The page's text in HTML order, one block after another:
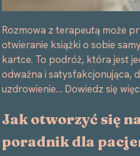
Rozmowa z terapeutą może
otwieranie książki o sobie
kartce. To podróż, która jest
odważna i satysfakcjonująca,
uzdrowienie… Dowiedz się
Jak otworzyć się
poradnik dla